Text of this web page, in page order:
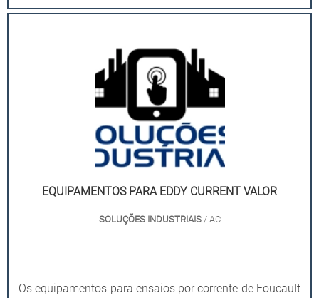
EQUIPAMENTOS PARA EDDY CURRENT VALOR
SOLUÇÕES INDUSTRIAIS/ AC
Os equipamentos para ensaios por corrente de Foucault